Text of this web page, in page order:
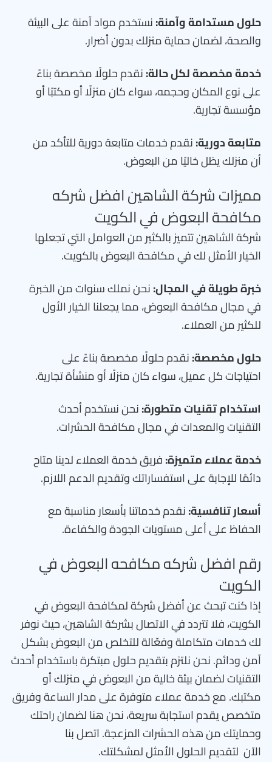
حلول مستدامة وآمنة:نستخدم مواد آمنة على البيئة
والصحة، لضمان حماية منزلك بدون أضرار.
خدمة مخصصة لكل حالة:نقدم حلولًا مخصصة بناءً
على نوع المكان وحجمه، سواء كان منزلًا أو مكتبًا أو
مؤسسة تجارية.
متابعة دورية:نقدم خدمات متابعة دورية للتأكد من
أن منزلك يظل خاليًا من البعوض.
مميزات شركة الشاهين افضل شركه
مكافحة البعوض في الكويت
شركة الشاهين تتميز بالكثير من العوامل التي تجعلها
الخيار الأمثل لك في مكافحة البعوض بالكويت.
خبرة طويلة في المجال:نحن نملك سنوات من الخبرة
في مجال مكافحة البعوض، مما يجعلنا الخيار الأول
للكثير من العملاء.
حلول مخصصة:نقدم حلولًا مخصصة بناءً على
احتياجات كل عميل، سواء كان منزلًا أو منشأة تجارية.
استخدام تقنيات متطورة:نحن نستخدم أحدث
التقنيات والمعدات في مجال مكافحة الحشرات.
خدمة عملاء متميزة:فريق خدمة العملاء لدينا متاح
دائمًا للإجابة على استفساراتك وتقديم الدعم اللازم.
أسعار تنافسية:نقدم خدماتنا بأسعار مناسبة مع
الحفاظ على أعلى مستويات الجودة والكفاءة.
رقم افضل شركه مكافحه البعوض في
الكويت
إذا كنت تبحث عن أفضل شركة لمكافحة البعوض في
الكويت، فلا تتردد في الاتصال بشركة الشاهين، حيث نوفر
لك خدمات متكاملة وفعّالة للتخلص من البعوض بشكل
آمن ودائم. نحن نلتزم بتقديم حلول مبتكرة باستخدام أحدث
التقنيات لضمان بيئة خالية من البعوض في منزلك أو
مكتبك. مع خدمة عملاء متوفرة على مدار الساعة وفريق
متخصص يقدم استجابة سريعة، نحن هنا لضمان راحتك
وحمايتك من هذه الحشرات المزعجة. اتصل بنا
الآن لتقديم الحلول الأمثل لمشكلتك.